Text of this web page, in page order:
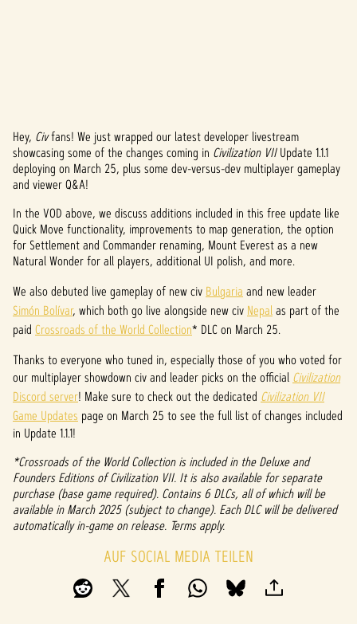
A
c
c
e
p
t
&
P
l
a
y
Inde
m du
auf
"Spiel
Hey, Civfans! We just wrapped our latest developer livestream
showcasing some of the changes coming in Civilization VIIUpdate 1.1.1
deploying on March 25, plus some dev-versus-dev multiplayer gameplay
and viewer Q&A!
In the VOD above, we discuss additions included in this free update like
Quick Move functionality, improvements to map generation, the option
for Settlement and Commander renaming, Mount Everest as a new
Natural Wonder for all players, additional UI polish, and more.
We also debuted live gameplay of new civ Bulgaria and new leader
Simón Bolívar, which both go live alongside new civ Nepalas part of the
paid Crossroads of the World Collection* DLC on March 25.
Thanks to everyone who tuned in, especially those of you who voted for
our multiplayer showdown civ and leader picks on the official Civilization
Discord server! Make sure to check out the dedicated Civilization VII
Game Updates page on March 25 to see the full list of changes included
in Update 1.1.1!
*Crossroads of the World Collection is included in the Deluxe and
Founders Editions of Civilization VII. It is also available for separate
purchase (base game required). Contains 6 DLCs, all of which will be
available in March 2025 (subject to change). Each DLC will be delivered
automatically in-game on release. Terms apply.
AUF SOCIAL MEDIA TEILEN